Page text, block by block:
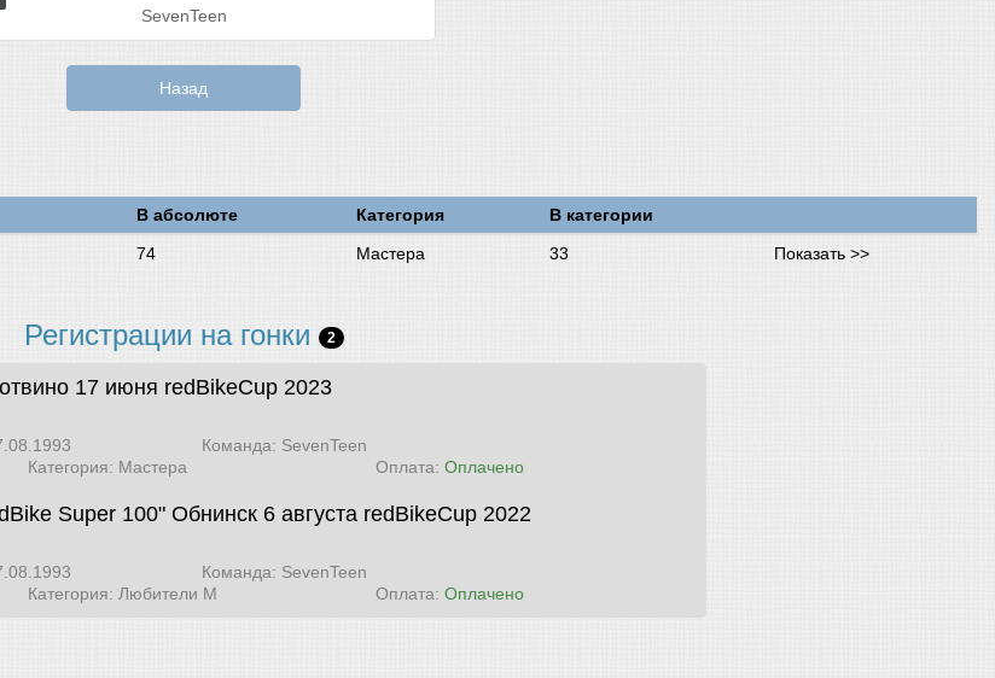
SevenTeen
Назад
В абсолюте Категория
В категории
74 Мастера 33 Показать >>
Регистрации на гонки 2
17 июня redBikeCup 2023
Команда: SevenTeen
Категория: Мастера Оплата: Оплачено
Super 100" Обнинск 6 августа redBikeCup 2022
Команда: SevenTeen
Категория: Любители М Оплата: Оплачено